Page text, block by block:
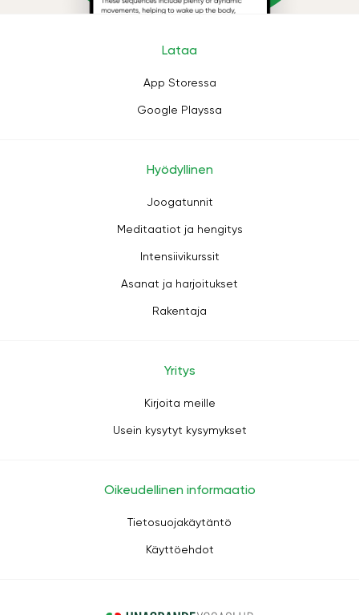
Lataa
App Storessa
Google Playssa
Hyödyllinen
Joogatunnit
Meditaatiot ja hengitys
Intensiivikurssit
Asanat ja harjoitukset
Rakentaja
Yritys
Kirjoita meille
Usein kysytyt kysymykset
Oikeudellinen informaatio
Tietosuojakäytäntö
Käyttöehdot